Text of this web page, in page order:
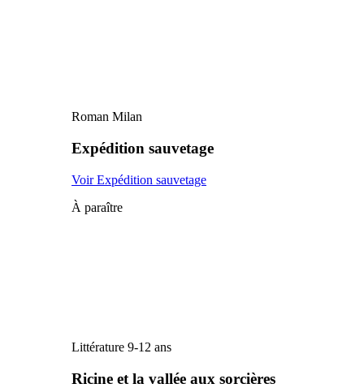
Roman Milan
Expédition sauvetage
Voir Expédition sauvetage
À paraître
Littérature 9-12 ans
Ricine et la vallée aux sorcières